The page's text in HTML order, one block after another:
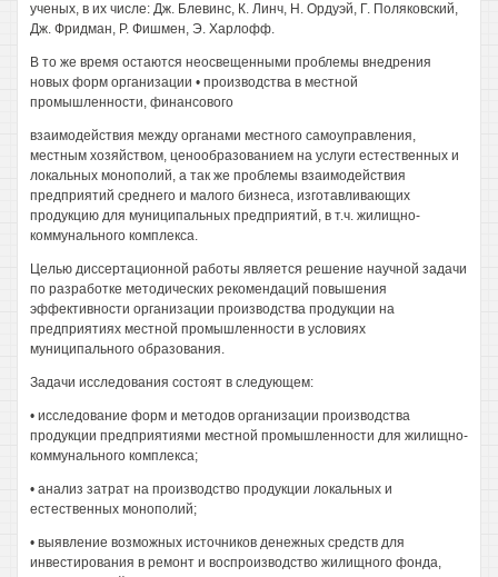
ученых, в их числе: Дж. Блевинс, К. Линч, Н. Ордуэй, Г. Поляковский,
Дж. Фридман, Р. Фишмен, Э. Харлофф.
В то же время остаются неосвещенными проблемы внедрения
новых форм организации • производства в местной
промышленности, финансового
взаимодействия между органами местного самоуправления,
местным хозяйством, ценообразованием на услуги естественных и
локальных монополий, а так же проблемы взаимодействия
предприятий среднего и малого бизнеса, изготавливающих
продукцию для муниципальных предприятий, в т.ч. жилищно-
коммунального комплекса.
Целью диссертационной работы является решение научной задачи
по разработке методических рекомендаций повышения
эффективности организации производства продукции на
предприятиях местной промышленности в условиях
муниципального образования.
Задачи исследования состоят в следующем:
• исследование форм и методов организации производства
продукции предприятиями местной промышленности для жилищно-
коммунального комплекса;
• анализ затрат на производство продукции локальных и
естественных монополий;
• выявление возможных источников денежных средств для
инвестирования в ремонт и воспроизводство жилищного фонда,